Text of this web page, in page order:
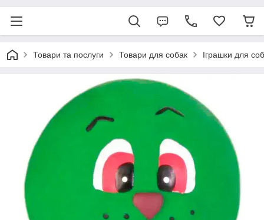
Товари та послуги Товари для собак Іграшки для